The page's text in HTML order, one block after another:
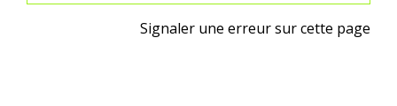
Signaler une erreur sur cette page